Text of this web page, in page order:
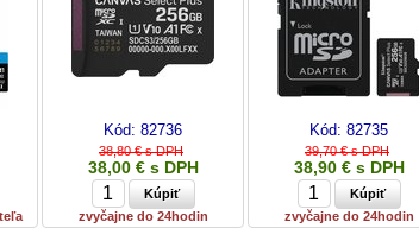
Kód: 82736
38,80 € s DPH
38,00 € s DPH
zvyčajne do 24hodin
Kód: 82735
39,70 € s DPH
38,90 € s DPH
zvyčajne do 24hodin